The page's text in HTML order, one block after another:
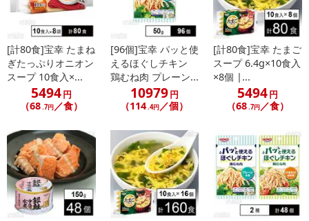
[計80食]宝幸 たまね
ぎたっぷりオニオン
スープ 10食入×...
5494円
（68 .7円／食）
[96個]宝幸 パッと使
えるほぐしチキン
鶏むね肉 プレーン...
10979円
（114 .4円 ／個）
[計80食]宝幸 たまご
スープ 6.4g×10食入
×8個 |...
5494円
（68 .7円 ／食）